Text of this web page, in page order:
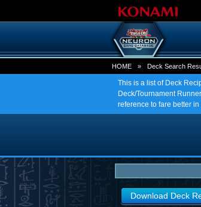
HOME » Deck Search
This is a list of Deck
Deck/Tournament
reference to fare better in
Download Deck